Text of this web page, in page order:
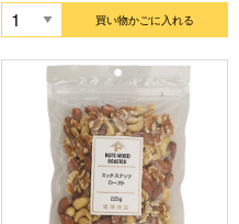
買い物かごに入れる